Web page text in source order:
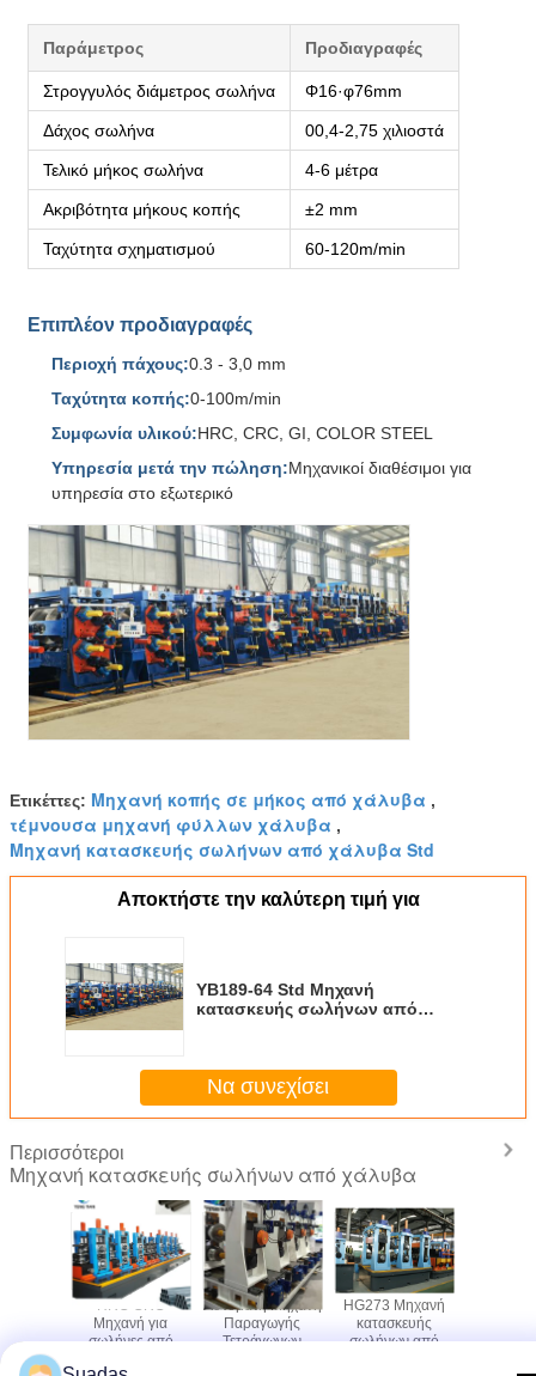
Παράμετρος Προδιαγραφές
Στρογγυλός διάμετρος σωλήνα Φ16·φ76mm
Δάχος σωλήνα 00,4-2,75 χιλιοστά
Τελικό μήκος σωλήνα 4-6 μέτρα
Ακριβότητα μήκους κοπής ±2 mm
Ταχύτητα σχηματισμού 60-120m/min
Επιπλέον προδιαγραφές
Περιοχή πάχους:0.3 - 3,0 mm
Ταχύτητα κοπής:0-100m/min
Συμφωνία υλικού:HRC, CRC, GI, COLOR STEEL
Υπηρεσία μετά την πώληση:Μηχανικοί διαθέσιμοι για
υπηρεσία στο εξωτερικό
Ετικέττες: Μηχανή κοπής σε μήκος από χάλυβα ,
τέμνουσα μηχανή φύλλων χάλυβα ,
Μηχανή κατασκευής σωλήνων από χάλυβα Std
Αποκτήστε την καλύτερη τιμή για
YB189-64 Std Μηχανή
κατασκευής σωλήνων από
Να συνεχίσει
Περισσότεροι
Μηχανή κατασκευής σωλήνων από χάλυβα
χάλυβα
5mm
HRC CRC
Μηχανή για
σωλήνες από
Αυτόματη Μηχανή
Παραγωγής
Τετράγωνων
HG273 Μηχανή
κατασκευής
σωλήνων από